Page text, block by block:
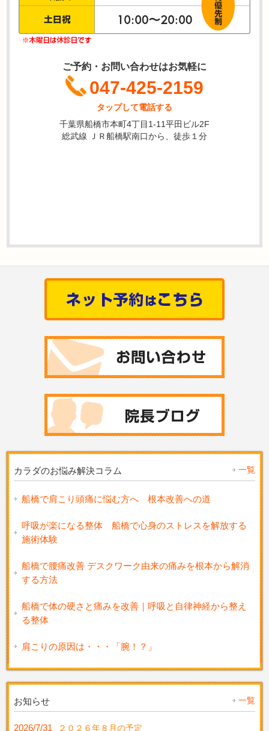
ご予約・お問い合わせはお気軽に
047-425-2159
タップして電話する
千葉県船橋市本町4丁目1-11平田ビル2F
総武線 ＪＲ船橋駅南口から、徒歩１分
カラダのお悩み解決コラム 一覧
船橋で肩こり頭痛に悩む方へ 根本改善への道
呼吸が楽になる整体 船橋で心身のストレスを解放する
施術体験
船橋で腰痛改善 デスクワーク由来の痛みを根本から解消
する方法
船橋で体の硬さと痛みを改善｜呼吸と自律神経から整え
る整体
肩こりの原因は・・・「腕！？」
お知らせ 一覧
2026/7/31 ２０２６年８月の予定